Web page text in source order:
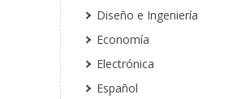
Diseño e Ingeniería
Economía
Electrónica
Español